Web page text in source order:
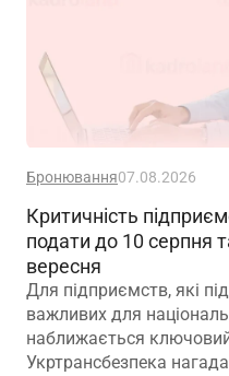
Бронювання07.08.2026
Критичність
подати до 10 серпня
вересня
Для підприємств, які
важливих для
наближається
Укртрансбезпека